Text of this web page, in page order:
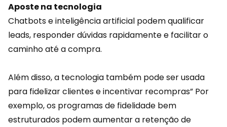
Aposte na tecnologia
Chatbots einteligência artificial podem qualificar
leads, responder dúvidas rapidamente e facilitar o
caminho até a compra.
Além disso, a tecnologia também pode ser usada
para fidelizar clientes e incentivar recompras” Por
exemplo, os programas de fidelidade bem
estruturados podem aumentar a retenção de